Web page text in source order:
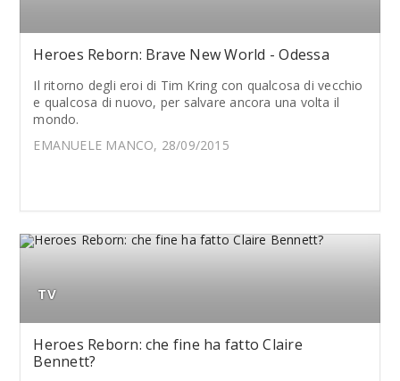
Heroes Reborn: Brave New World - Odessa
Il ritorno degli eroi di Tim Kring con qualcosa di vecchio
e qualcosa di nuovo, per salvare ancora una volta il
mondo.
EMANUELE MANCO, 28/09/2015
TV
Heroes Reborn: che fine ha fatto Claire
Bennett?